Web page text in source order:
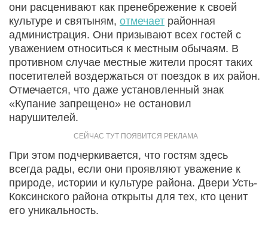
они расценивают как пренебрежение к своей
культуре и святыням, отмечает районная
администрация. Они призывают всех гостей с
уважением относиться к местным обычаям. В
противном случае местные жители просят таких
посетителей воздержаться от поездок в их район.
Отмечается, что даже установленный знак
«Купание запрещено» не остановил
нарушителей.
При этом подчеркивается, что гостям здесь
всегда рады, если они проявляют уважение к
природе, истории и культуре района. Двери Усть-
Коксинского района открыты для тех, кто ценит
его уникальность.